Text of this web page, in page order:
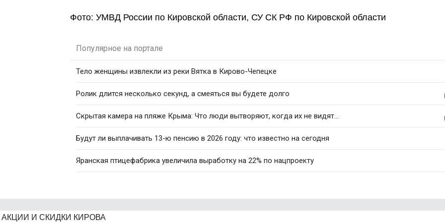
Фото: УМВД России по Кировской области, СУ СК РФ по Кировской области
Популярное на портале
Тело женщины извлекли из реки Вятка в Кирово-Чепецке
Ролик длится несколько секунд, а смеяться вы будете долго
Скрытая камера на пляже Крыма: Что люди вытворяют, когда их не видят...
Будут ли выплачивать 13-ю пенсию в 2026 году: что известно на сегодня
Яранская птицефабрика увеличила выработку на 22% по нацпроекту
АКЦИИ И СКИДКИ КИРОВА